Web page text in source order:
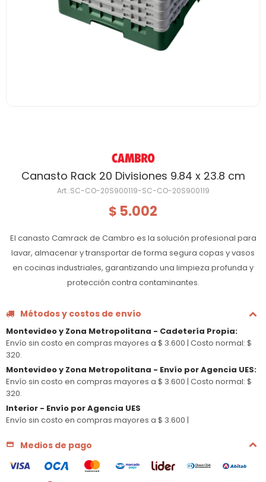
Canasto Rack 20 Divisiones 9.84 x 23.8 cm
SC-CO-20S900119-SC-CO-20S900119
$ 5.002
El canasto Camrack de Cambro es la solución profesional para
lavar, almacenar y transportar de forma segura copas y vasos
en cocinas industriales, garantizando una limpieza profunda y
protección contra contaminantes.
Métodos y costos de envío
Montevideo y Zona Metropolitana - Cadetería Propia:
Envío sin costo en compras mayores a $ 3.600 | Costo normal: $
320.
Montevideo y Zona Metropolitana - Envío por Agencia UES:
Envío sin costo en compras mayores a $ 3.600 | Costo normal: $
320.
Interior - Envío por Agencia UES
Envío sin costo en compras mayores a $ 3.600 |
Medios de pago